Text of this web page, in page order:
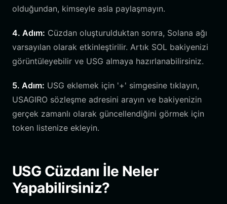
olduğundan, kimseyle asla paylaşmayın.
4. Adım: Cüzdan oluşturulduktan sonra, Solana ağı
varsayılan olarak etkinleştirilir. Artık SOL bakiyenizi
görüntüleyebilir ve USG almaya hazırlanabilirsiniz.
5. Adım: USG eklemek için '+' simgesine tıklayın,
USAGIRO sözleşme adresini arayın ve bakiyenizin
gerçek zamanlı olarak güncellendiğini görmek için
token listenize ekleyin.
USG Cüzdanı İle Neler
Yapabilirsiniz?